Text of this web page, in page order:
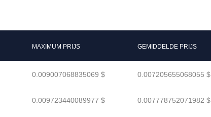
MAXIMUM PRIJS GEMIDDELDE PRIJS
0.009007068835069 $ 0.007205655068055 $
0.009723440089977 $ 0.007778752071982 $